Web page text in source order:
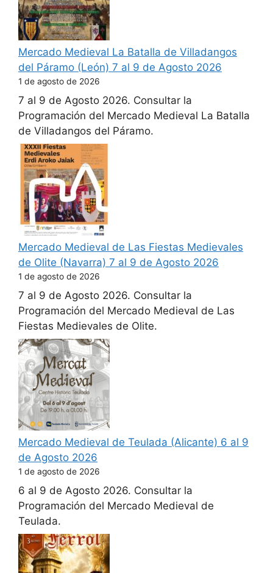
Mercado Medieval La Batalla de Villadangos
del Páramo (León) 7 al 9 de Agosto 2026
1 de agosto de 2026
7 al 9 de Agosto 2026. Consultar la
Programación del Mercado Medieval La Batalla
de Villadangos del Páramo.
Mercado Medieval de Las Fiestas Medievales
de Olite (Navarra) 7 al 9 de Agosto 2026
1 de agosto de 2026
7 al 9 de Agosto 2026. Consultar la
Programación del Mercado Medieval de Las
Fiestas Medievales de Olite.
Mercado Medieval de Teulada (Alicante) 6 al 9
de Agosto 2026
1 de agosto de 2026
6 al 9 de Agosto 2026. Consultar la
Programación del Mercado Medieval de
Teulada.